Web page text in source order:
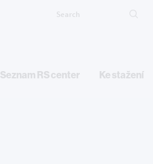
Search
Seznam RS center Ke stažení